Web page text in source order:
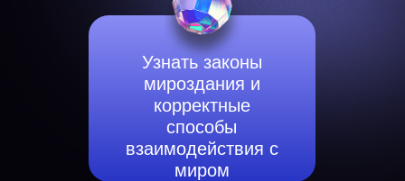
Узнать законы
мироздания и
корректные
способы
взаимодействия с
миром